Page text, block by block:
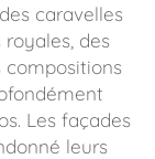
caravelles
des
. Les façades
leurs